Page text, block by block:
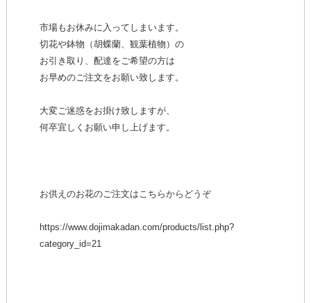
市場もお休みに入ってしまいます。
切花や鉢物（胡蝶蘭、観葉植物）の
お引き取り、配達をご希望の方は
お早めのご注文をお願い致します。
大変ご迷惑をお掛け致しますが、
何卒宜しくお願い申し上げます。
お供えのお花のご注文はこちらからどうぞ
https://www.dojimakadan.com/products/list.php?
category_id=21